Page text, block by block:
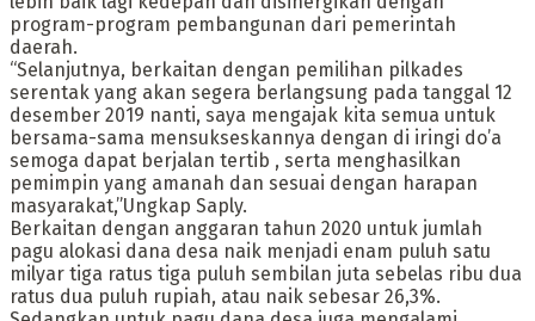
program-program pembangunan dari pemerintah
daerah.
“Selanjutnya, berkaitan dengan pemilihan pilkades
serentak yang akan segera berlangsung pada tanggal 12
desember 2019 nanti, saya mengajak kita semua untuk
bersama-sama mensukseskannya dengan di iringi do’a
semoga dapat berjalan tertib , serta menghasilkan
pemimpin yang amanah dan sesuai dengan harapan
masyarakat,”Ungkap Saply.
Berkaitan dengan anggaran tahun 2020 untuk jumlah
pagu alokasi dana desa naik menjadi enam puluh satu
milyar tiga ratus tiga puluh sembilan juta sebelas ribu dua
ratus dua puluh rupiah, atau naik sebesar 26,3%.